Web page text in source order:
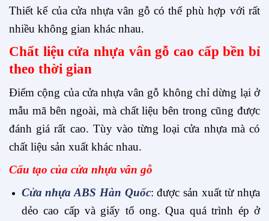
Thiết kế của cửa nhựa vân gỗ có thể phù hợp với rất
nhiều không gian khác nhau.
Chất liệu cửa nhựa vân gỗ cao cấp bền bỉ
theo thời gian
Điểm cộng của cửa nhựa vân gỗ không chỉ dừng lại ở
mẫu mã bên ngoài, mà chất liệu bên trong cũng được
đánh giá rất cao. Tùy vào từng loại cửa nhựa mà có
chất liệu sản xuất khác nhau.
Cấu tạo của cửa nhựa vân gỗ
Cửa nhựa ABS Hàn Quốc: được sản xuất từ nhựa
dẻo cao cấp và giấy tổ ong. Qua quá trình ép ở